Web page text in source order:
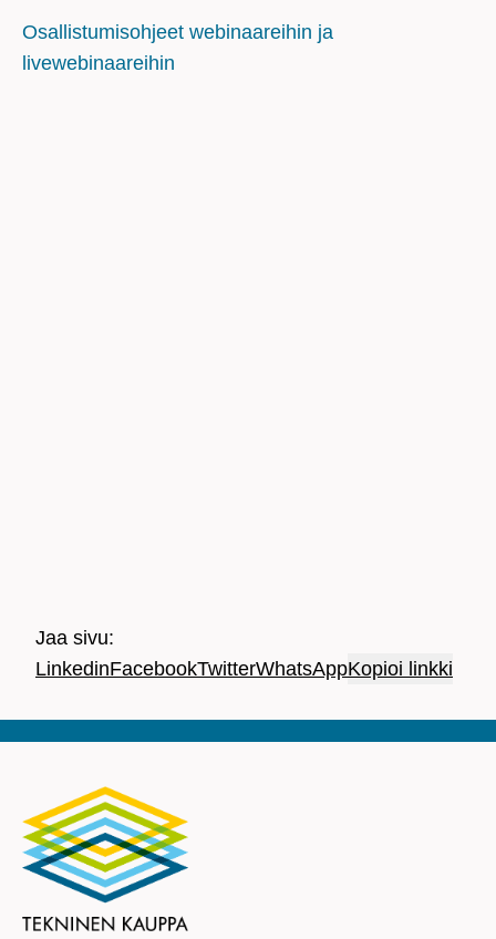
Osallistumisohjeet webinaareihin ja
livewebinaareihin
Jaa sivu:
LinkedinFacebookTwitterWhatsAppKopioi linkki